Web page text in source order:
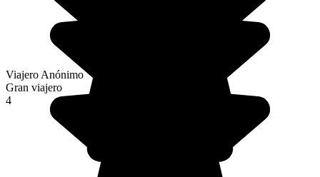
Viajero Anónimo
Gran viajero
4